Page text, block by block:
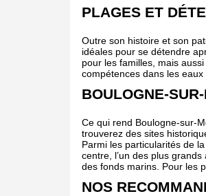
PLAGES ET
Outre son histoire et son
idéales pour se détendre
pour les familles, mais
compétences dans les
BOULOGNE-
Ce qui rend Boulogne-sur-
trouverez des sites
Parmi les particularités de
centre, l’un des plus
des fonds marins. Pour les
NOS